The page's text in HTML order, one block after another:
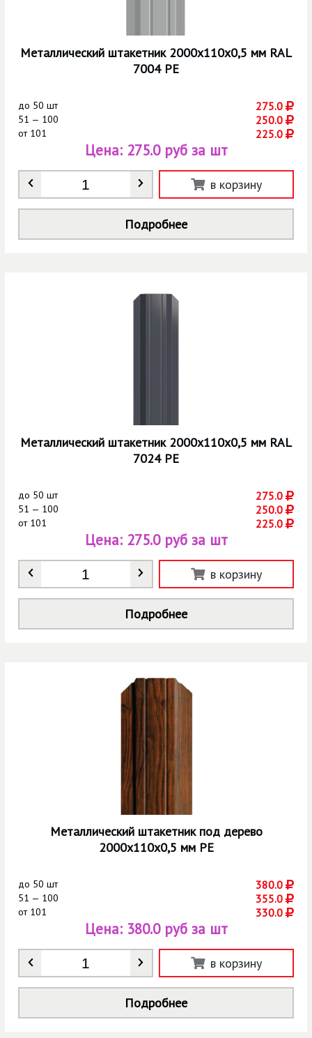
Металлический штакетник 2000х110х0,5 мм RAL
7004 РЕ
до 50 шт 275.0
51 — 100 250.0
от101 225.0
Количество
Цена: 275.0 руб за шт
в корзину
Подробнее
Металлический штакетник 2000х110х0,5 мм RAL
7024 РЕ
до 50 шт 275.0
51 — 100 250.0
от101 225.0
Количество
Цена: 275.0 руб за шт
в корзину
Подробнее
Металлический штакетник под дерево
2000х110х0,5 мм РЕ
до 50 шт 380.0
51 — 100 355.0
от101 330.0
Количество
Цена: 380.0 руб за шт
в корзину
Подробнее